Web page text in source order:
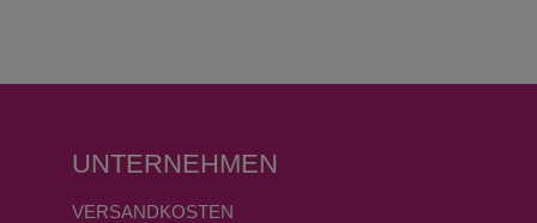
UNTERNEHMEN
VERSANDKOSTEN